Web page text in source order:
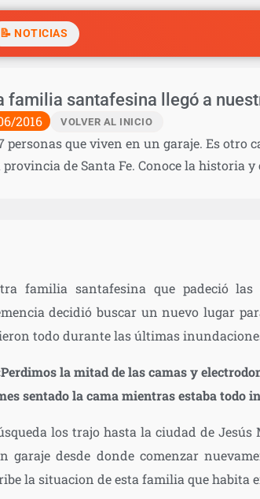
📝 NOTICIAS
familia santafesina llegó a
2016 VOLVER AL INICIO
personas que viven en un garaje. Es
provincia de Santa Fe. Conoce la historia
familia santafesina que padeció
decidió buscar un nuevo lugar
todo durante las últimas
la mitad de las camas y
sentado la cama mientras estaba todo
los trajo hasta la ciudad de
garaje desde donde comenzar
la situacion de esta familia que habita